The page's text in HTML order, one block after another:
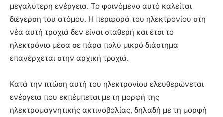
μεγαλύτερη ενέργεια. Το φαινόμενο αυτό καλείται
διέγερση του ατόμου. Η περιφορά του ηλεκτρονίου στη
νέα αυτή τροχιά δεν είναι σταθερή και έτσι το
ηλεκτρόνιο μέσα σε πάρα πολύ μικρό διάστημα
επανέρχεται στην αρχική τροχιά.
Κατά την πτώση αυτή του ηλεκτρονίου ελευθερώνεται
ενέργεια που εκπέμπεται με τη μορφή της
ηλεκτρομαγνητικής ακτινοβολίας, δηλαδή με τη μορφή